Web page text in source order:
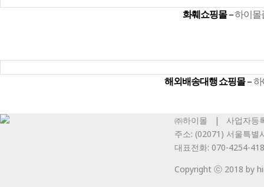
화훼쇼핑몰–하이몰
해외배송대행 쇼핑몰–
㈜하이몰 | 사업자등
주소: (02071) 서울특별
대표전화: 070-4254-
Copyright ⓒ 2018 by